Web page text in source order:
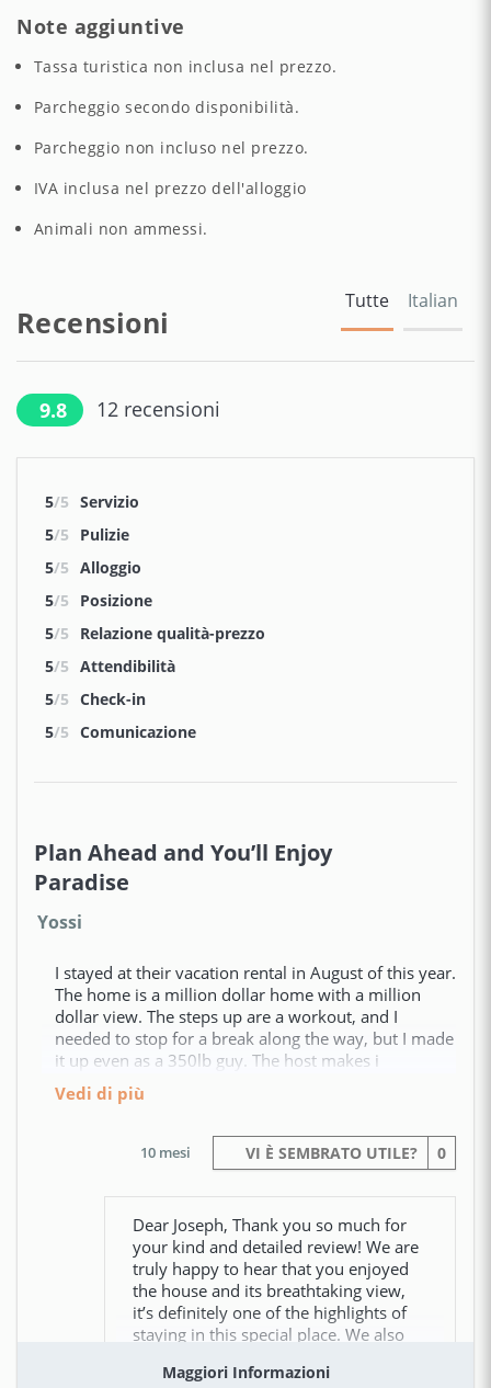
Note aggiuntive
Tassa turistica non inclusa nel prezzo.
Parcheggio secondo disponibilità.
Parcheggio non incluso nel prezzo.
IVA inclusa nel prezzo dell'alloggio
Animali non ammessi.
Recensioni
9.8 12 recensioni
Tutte Italian
5/5 Servizio
5/5
Pulizie
5/5 Alloggio
5/5
Posizione
5/5
Relazione qualità-prezzo
5/5 Attendibilità
5/5 Check-in
5/5 Comunicazione
Plan Ahead and You’ll Enjoy
Paradise
Yossi
I stayed at their vacation rental in August of this year.
The home is a million dollar home with a million
dollar view. The steps up are a workout, and I
needed to stop for a break along the way, but I made
it up even as a 350lb guy. The host makes i
vedi di più
VI È SEMBRATO UTILE? 0
10 mesi
Dear Joseph, Thank you so much for
your kind and detailed review! We are
truly happy to hear that you enjoyed
the house and its breathtaking view,
it’s definitely one of the highlights of
staying in this special place. We also
Maggiori Informazioni